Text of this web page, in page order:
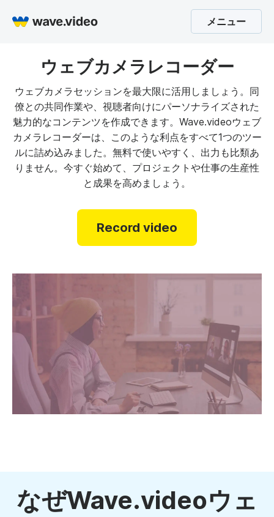
メニュー
ウェブカメラレコーダー
ウェブカメラセッションを最大限に活用しましょう。同
僚との共同作業や、視聴者向けにパーソナライズされた
魅力的なコンテンツを作成できます。Wave.videoウェブ
カメラレコーダーは、このような利点をすべて1つのツー
ルに詰め込みました。無料で使いやすく、出力も比類あ
りません。今すぐ始めて、プロジェクトや仕事の生産性
と成果を高めましょう。
Record video
なぜWave.videoウェ